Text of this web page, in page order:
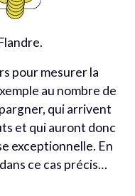
pour mesurer la
au nombre de
qui arrivent
et qui auront donc
exceptionnelle. En
ce cas précis…